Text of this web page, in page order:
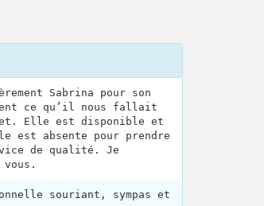
Sabrina pour son
ce qu’il nous fallait
Elle est disponible et
est absente pour prendre
de qualité. Je
souriant, sympas et